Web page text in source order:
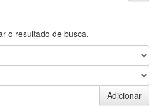
o resultado de busca.